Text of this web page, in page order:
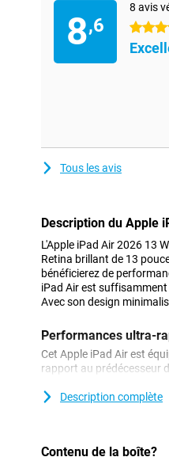
8,6
8 avis
4.5
Tous les avis
Description du Apple
L'Apple iPad Air 2026 13
Retina brillant de 13
bénéficierez de
iPad Air est
Avec son design
Performances ultra-
Cet Apple iPad Air est
rapport au prédécesseur
photos ou des vidéos ou
pour vous. Celui-ci est
Description complète
Contenu de la boîte?